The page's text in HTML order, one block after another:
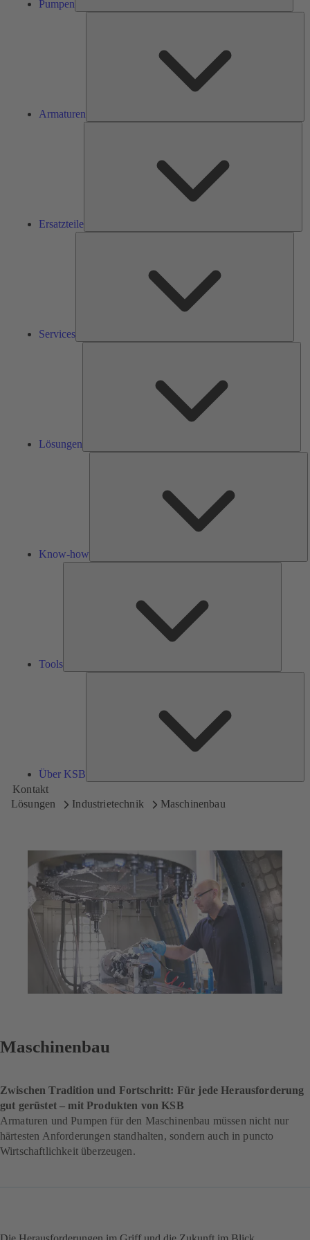
Pumpen
Armaturen
Ersatzteile
Services
Lösungen
Know-how
Tools
Über KSB
Kontakt
Lösungen
Industrietechnik Maschinenbau
Maschinenbau
Zwischen Tradition und Fortschritt: Für jede Herausforderung
gut gerüstet – mit Produkten von KSB
Armaturen und Pumpen für den Maschinenbau müssen nicht nur
härtesten Anforderungen standhalten, sondern auch in puncto
Wirtschaftlichkeit überzeugen.